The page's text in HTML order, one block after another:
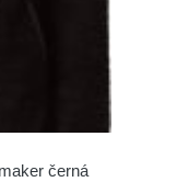
černá